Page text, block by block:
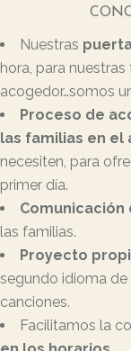
Nuestras
hora, para
acogedor…somos
Proceso de
las familias en el
necesiten, para
primer día.
Comunicación
las familias.
Proyecto
segundo idioma
canciones.
Facilitamos la